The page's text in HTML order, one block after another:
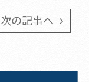
次の記事へ